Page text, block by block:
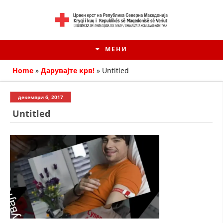
МЕНИ
HISTORIA E KRYQIT TË KUQ
ИСТОРИЈАТ НА ДВИЖЕЊЕТО
Home » Дарувајте крв! » Untitled
декември 6, 2017
Untitled